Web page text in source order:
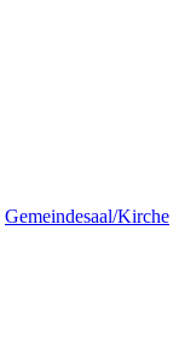
Gemeindesaal/Kirche